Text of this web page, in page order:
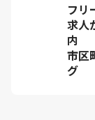
フリ
求人
内
市区
グ